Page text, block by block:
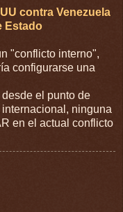
contra Venezuela
Estado
"conflicto interno",
configurarse una
el punto de
ninguna
en el actual conflicto